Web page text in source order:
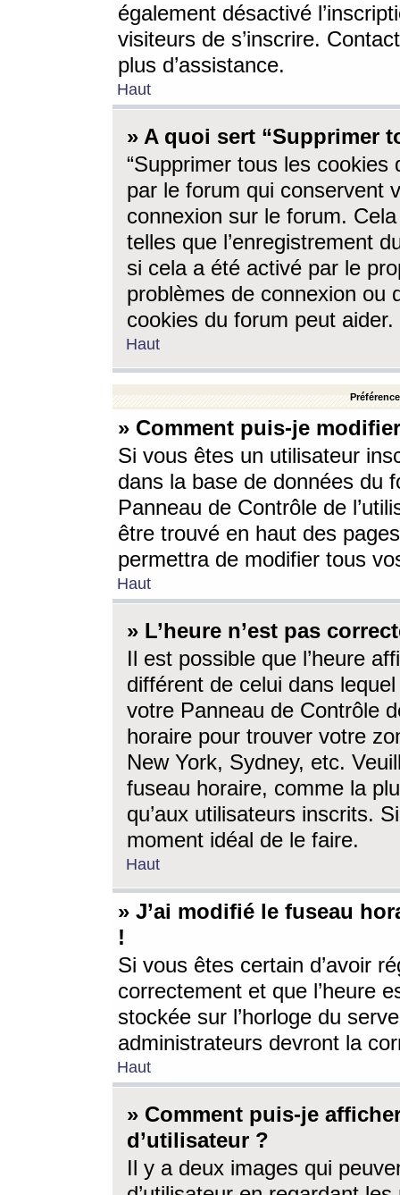
également désactivé
visiteurs de s’inscrire.
plus d’assistance.
Haut
» A quoi sert “Supprimer
“Supprimer tous les cookies
par le forum qui conservent
connexion sur le forum.
telles que l’enregistrement
si cela a été activé par le
problèmes de connexion ou
cookies du forum peut aider.
Haut
» Comment puis-je
Si vous êtes un utilisateur
dans la base de données du
Panneau de Contrôle de
être trouvé en haut des
permettra de modifier tous
Haut
» L’heure n’est pas
Il est possible que l’heure
différent de celui dans
votre Panneau de Contrôle
horaire pour trouver votre
New York, Sydney, etc.
fuseau horaire, comme la
qu’aux utilisateurs inscrits.
moment idéal de le faire.
Haut
» J’ai modifié le fuseau
!
Si vous êtes certain d’avoir
correctement et que l’heure
stockée sur l’horloge du
administrateurs devront la
Haut
» Comment puis-je
d’utilisateur ?
Il y a deux images qui